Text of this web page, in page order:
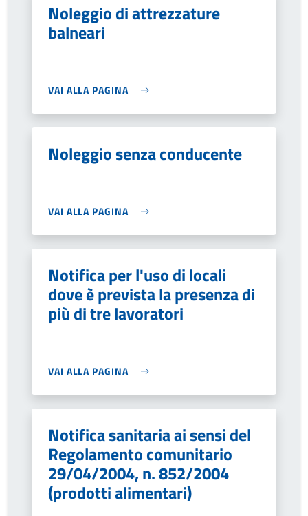
Noleggio di attrezzature
balneari
VAI ALLA PAGINA
Noleggio senza conducente
VAI ALLA PAGINA
Notifica per l'uso di locali
dove è prevista la presenza di
più di tre lavoratori
VAI ALLA PAGINA
Notifica sanitaria ai sensi del
Regolamento comunitario
29/04/2004, n. 852/2004
(prodotti alimentari)